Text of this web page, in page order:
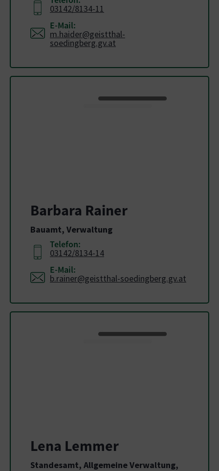
03142/8134-11
E-Mail:
m.haider@geistthal-
soedingberg.gv.at
Barbara Rainer
Bauamt, Verwaltung
Telefon:
03142/8134-14
E-Mail:
b.rainer@geistthal-soedingberg.gv.at
Lena Lemmer
Standesamt, Allgemeine Verwaltung,